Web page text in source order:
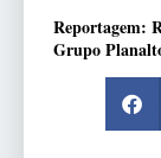
Reportagem:
Grupo